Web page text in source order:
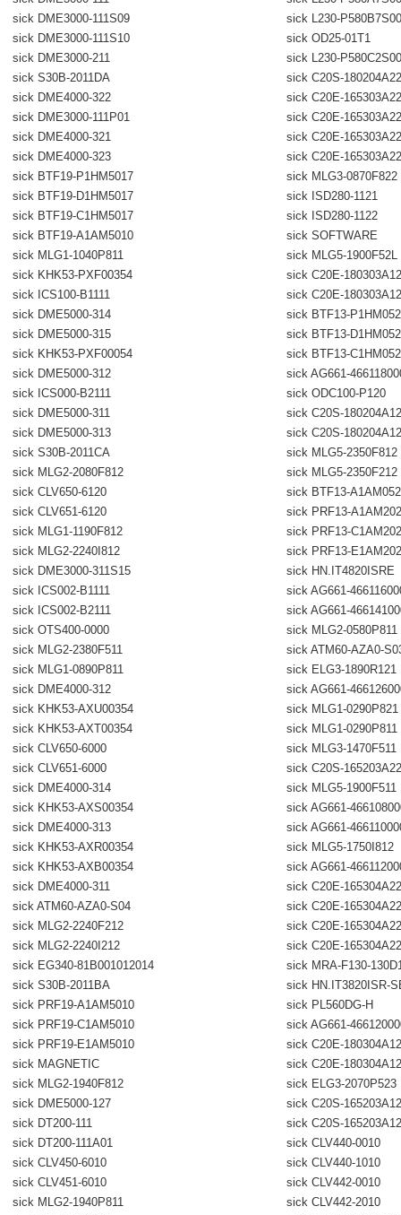
sick DME3000-111S09
sick L230-
sick DME3000-111S10
sick OD25-01T1
sick DME3000-211
sick L230-
sick S30B-2011DA
sick C20S-180204A22
sick DME4000-322
sick C20E-165303A22
sick DME3000-111P01
sick C20E-165303A22
sick DME4000-321
sick C20E-165303A22
sick DME4000-323
sick C20E-165303A22
sick BTF19-P1HM5017
sick MLG3-0870F822
sick BTF19-D1HM5017
sick ISD280-1121
sick BTF19-C1HM5017
sick ISD280-1122
sick BTF19-A1AM5010
sick SOFTWARE
sick MLG1-1040P811
sick MLG5-1900F52L
sick KHK53-PXF00354
sick C20E-180303A12
sick ICS100-B1111
sick C20E-180303A12
sick DME5000-314
sick BTF13-
sick DME5000-315
sick BTF13-
sick KHK53-PXF00054
sick BTF13-
sick DME5000-312
sick AG661-
sick ICS000-B2111
sick ODC100-P120
sick DME5000-311
sick C20S-180204A12
sick DME5000-313
sick C20S-180204A12
sick S30B-2011CA
sick MLG5-2350F812
sick MLG2-2080F812
sick MLG5-2350F212
sick CLV650-6120
sick BTF13-
sick CLV651-6120
sick PRF13-
sick MLG1-1190F812
sick PRF13-
sick MLG2-2240I812
sick PRF13-
sick DME3000-311S15
sick HN.IT4820ISRE
sick ICS002-B1111
sick AG661-
sick ICS002-B2111
sick AG661-
sick OTS400-0000
sick MLG2-0580P811
sick MLG2-2380F511
sick ATM60-AZA0-
sick MLG1-0890P811
sick ELG3-1890R121
sick DME4000-312
sick AG661-
sick KHK53-AXU00354
sick MLG1-0290P821
sick KHK53-AXT00354
sick MLG1-0290P811
sick CLV650-6000
sick MLG3-1470F511
sick CLV651-6000
sick C20S-165203A22
sick DME4000-314
sick MLG5-1900F511
sick KHK53-AXS00354
sick AG661-
sick DME4000-313
sick AG661-
sick KHK53-AXR00354
sick MLG5-1750I812
sick KHK53-AXB00354
sick AG661-
sick DME4000-311
sick C20E-165304A22
sick ATM60-AZA0-S04
sick C20E-165304A22
sick MLG2-2240F212
sick C20E-165304A22
sick MLG2-2240I212
sick C20E-165304A22
sick EG340-81B001012014
sick MRA-F130-
sick S30B-2011BA
sick HN.IT3820ISR-
sick PRF19-A1AM5010
sick PL560DG-H
sick PRF19-C1AM5010
sick AG661-
sick PRF19-E1AM5010
sick C20E-180304A12
sick MAGNETIC
sick C20E-180304A12
sick MLG2-1940F812
sick ELG3-2070P523
sick DME5000-127
sick C20S-165203A12
sick DT200-111
sick C20S-165203A12
sick DT200-111A01
sick CLV440-0010
sick CLV450-6010
sick CLV440-1010
sick CLV451-6010
sick CLV442-0010
sick MLG2-1940P811
sick CLV442-2010